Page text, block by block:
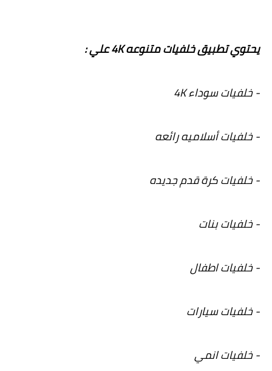
يحتوي تطبيق خلفيات متنوعه 4K علي :
- خلفيات سوداء 4K
- خلفيات أسلاميه رائعه
- خلفيات كرة قدم جديده
- خلفيات بنات
- خلفيات اطفال
- خلفيات سيارات
- خلفيات انمي